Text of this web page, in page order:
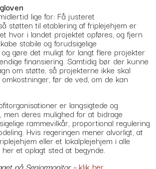
lige for: Få justeret
støtten til etablering af friplejehjem er
hvor i landet projektet opføres, og fjern
stabile og forudsigelige
gøre det muligt for langt flere projekter
finansiering. Samtidig bør der kunne
om støtte, så projekterne ikke skal
før de ved, om de kan
er langsigtede og
men deres mulighed for at bidrage
rammevilkår, proportional regulering
Hvis regeringen mener alvorligt, at
eller et lokalplejehjem i alle
et oplagt sted at begynde.
på Seniormonitor – klik her